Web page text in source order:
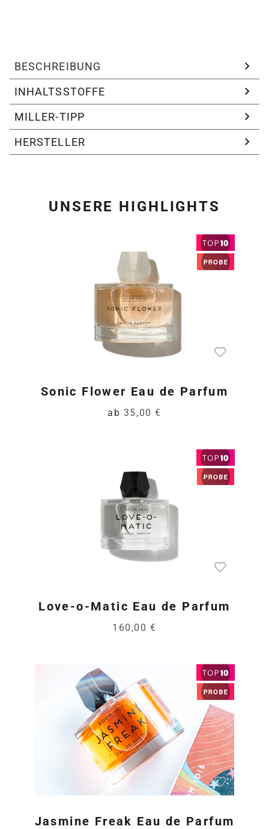
BESCHREIBUNG
INHALTSSTOFFE
MILLER-TIPP
HERSTELLER
UNSERE HIGHLIGHTS
Sonic Flower Eau de Parfum
ab 35,00 €
Love-o-Matic Eau de Parfum
160,00 €
Jasmine Freak Eau de Parfum